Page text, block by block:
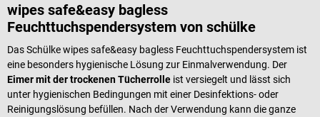
wipes safe&easy bagless
Feuchttuchspendersystem von schülke
Das Schülke wipes safe&easy bagless Feuchttuchspendersystem ist
eine besonders hygienische Lösung zur Einmalverwendung. Der
Eimer mit der trockenen Tücherrolle ist versiegelt und lässt sich
unter hygienischen Bedingungen mit einer Desinfektions- oder
Reinigungslösung befüllen. Nach der Verwendung kann die ganze